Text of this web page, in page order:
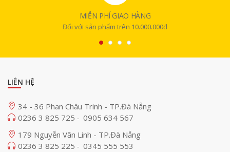
MIỄN PHÍ GIAO HÀNG
Đối với sản phẩm trên 10.000.000đ
LIÊN HỆ
34 - 36 Phan Châu Trinh - TP.Đà Nẵng
0236 3 825 725 - 0905 634 567
179 Nguyễn Văn Linh - TP.Đà Nẵng
0236 3 825 225 - 0345 555 553